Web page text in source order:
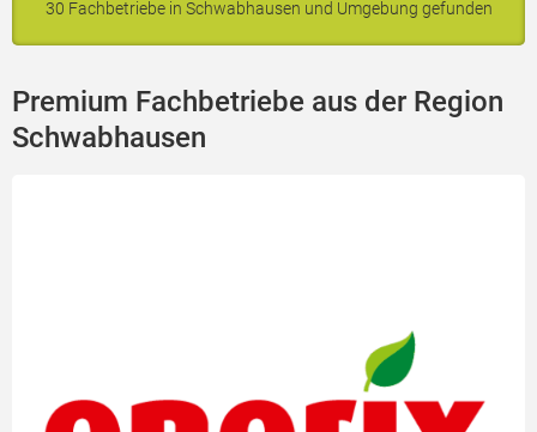
30 Fachbetriebe in Schwabhausen und Umgebung gefunden
Premium Fachbetriebe aus der Region
Schwabhausen